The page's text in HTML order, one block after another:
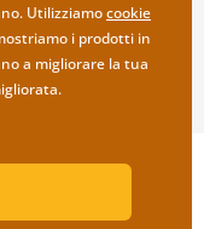
creato da
Utilizziamocookie
i prodotti in
a migliorare la tua